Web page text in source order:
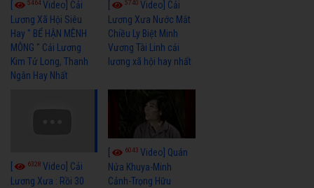
5464Video] Cải
Lương Xã Hội Siêu
Hay " BỂ HẬN MÊNH
MÔNG " Cải Lương
Kim Tử Long, Thanh
Ngân Hay Nhất
5740Video] Cải
Lương Xưa Nước Mắt
Chiều Ly Biệt Minh
Vương Tài Linh cải
lương xã hội hay nhất
6328 Video] Cải
Lương Xưa : Rồi 30
6043Video] Quán
Nửa Khuya-Minh
Cảnh-Trọng Hữu